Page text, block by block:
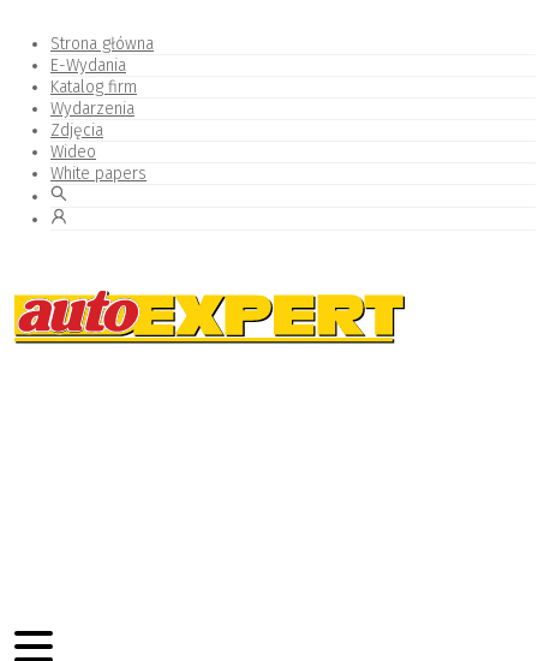
Strona główna
E-Wydania
Katalog firm
Wydarzenia
Zdjęcia
Wideo
White papers